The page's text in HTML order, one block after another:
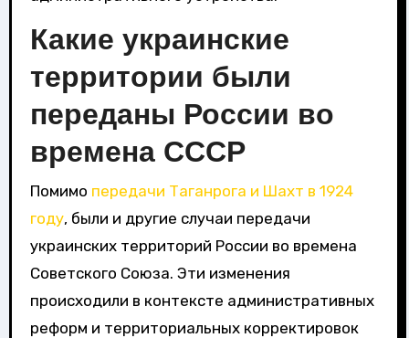
Какие украинские
территории были
переданы России во
времена СССР
Помимо передачи Таганрога и Шахт в 1924
году, были и другие случаи передачи
украинских территорий России во времена
Советского Союза. Эти изменения
происходили в контексте административных
реформ и территориальных корректировок